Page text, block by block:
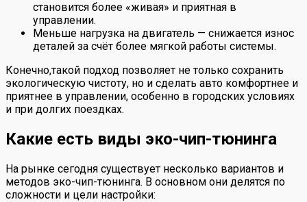
становится более «живая» и приятная в
управлении.
Меньше нагрузка на двигатель — снижается износ
деталей за счёт более мягкой работы системы.
Конечно,такой подход позволяет не только сохранить
экологическую чистоту, но и сделать авто комфортнее и
приятнее в управлении, особенно в городских условиях
и при долгих поездках.
Какие есть виды эко-чип-тюнинга
На рынке сегодня существует несколько вариантов и
методов эко-чип-тюнинга. В основном они делятся по
сложности и цели настройки: